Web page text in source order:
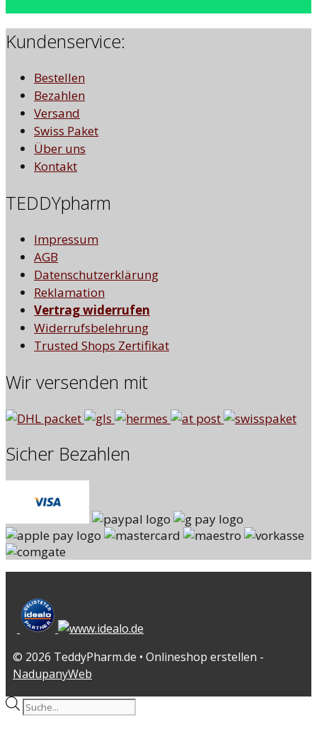
Kundenservice:
Bestellen
Bezahlen
Versand
Swiss Paket
Über uns
Kontakt
TEDDYpharm
Impressum
AGB
Datenschutzerklärung
Reklamation
Vertrag widerrufen
Widerrufsbelehrung
Trusted Shops Zertifikat
Wir versenden mit
Sicher Bezahlen
© 2026 TeddyPharm.de • Onlineshop erstellen -
NadupanyWeb
Products